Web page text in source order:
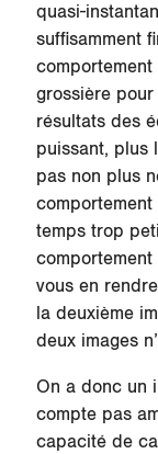
quasi-
suffisamment
comportement
grossière
résultats des
puissant, plus
pas non plus
temps trop
vous en
la deuxième
deux images
On a donc un
compte pas
capacité de